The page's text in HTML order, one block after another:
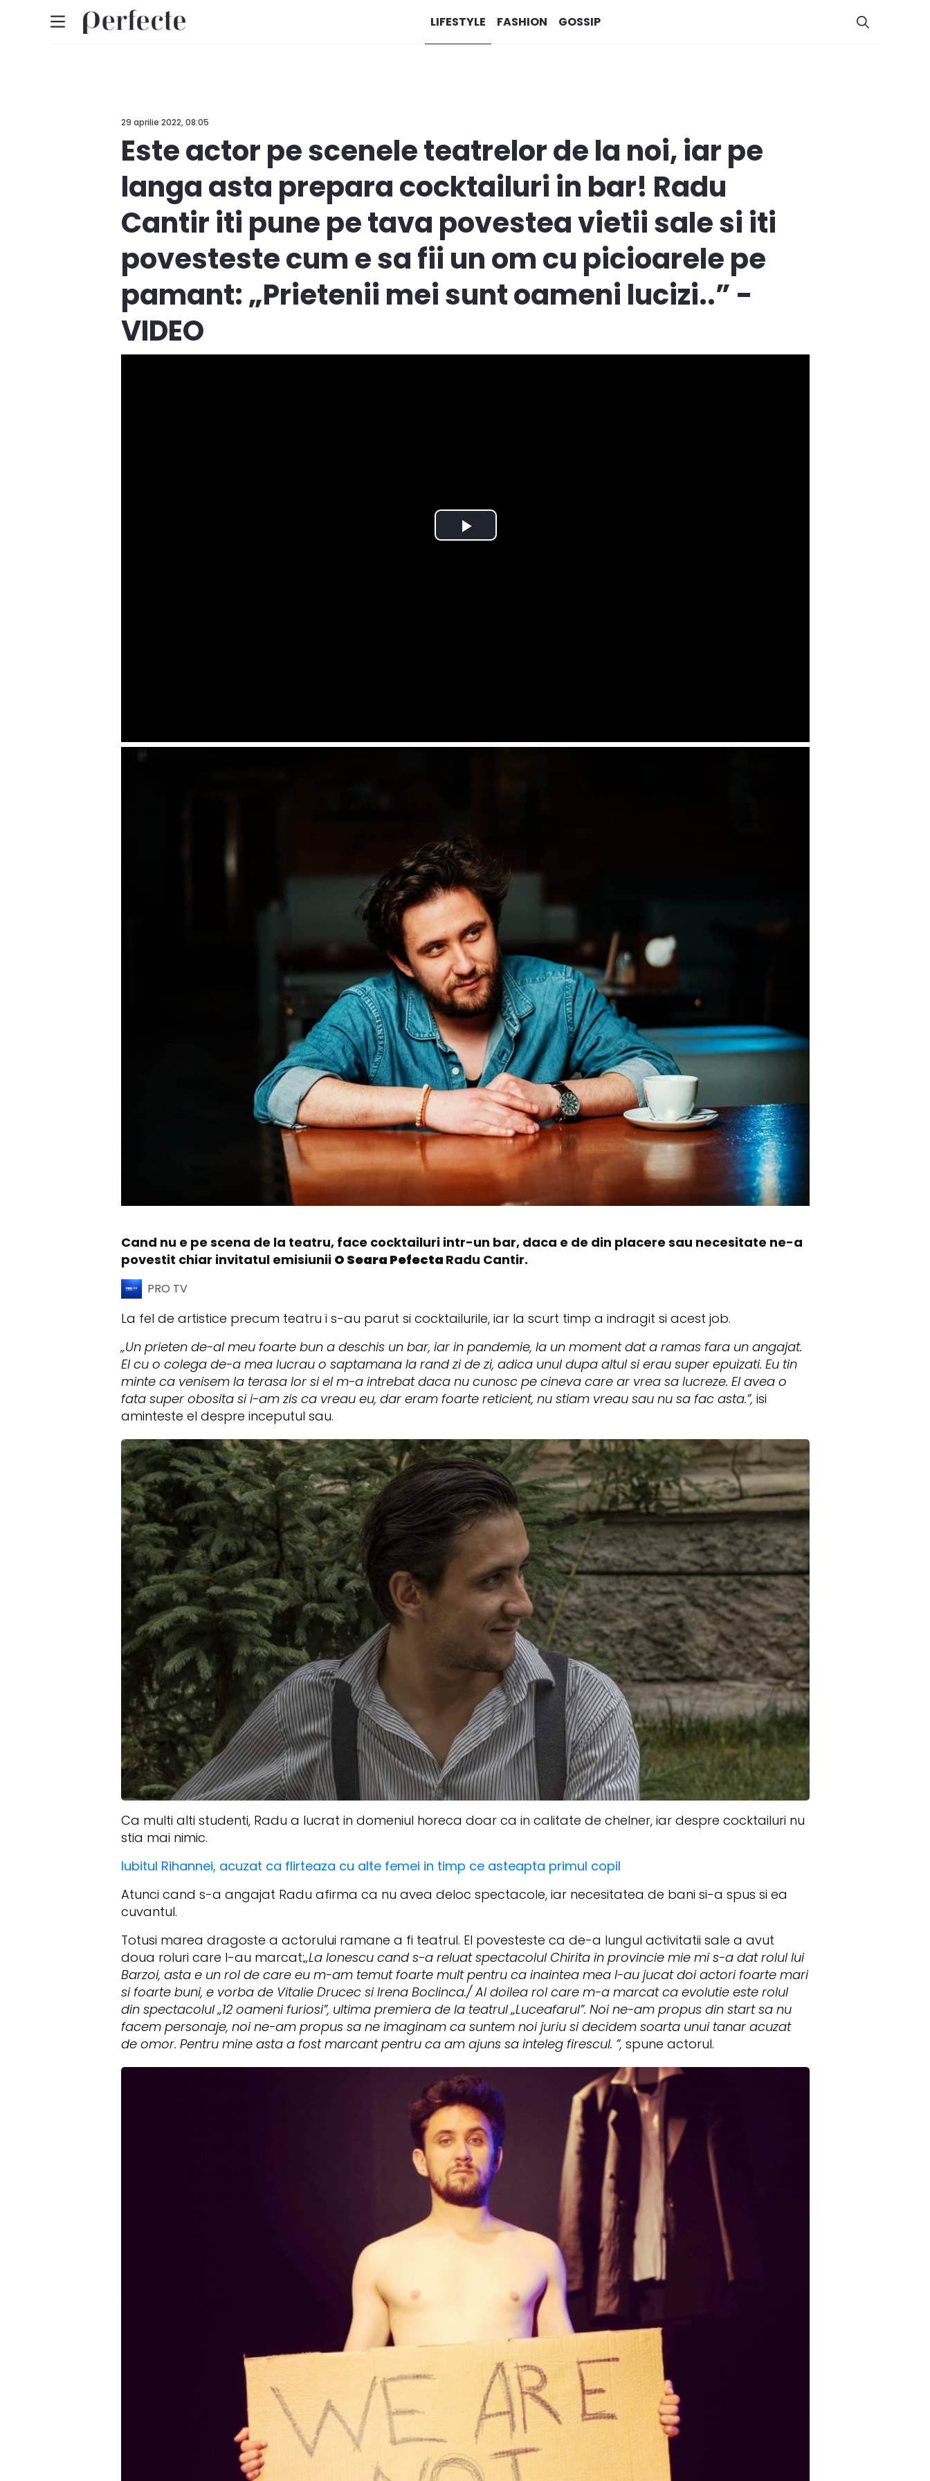
LIFESTYLE FASHION GOSSIP
29 aprilie 2022, 08:05
Este actor pe scenele teatrelor de la noi, iar pe
langa asta prepara cocktailuri in bar! Radu
Cantir iti pune pe tava povestea vietii sale si iti
povesteste cum e sa fii un om cu picioarele pe
pamant: „Prietenii mei sunt oameni lucizi..” -
VIDEO
Cand nu e pe scena de la teatru, face cocktailuri intr-un bar, daca e de din placere sau necesitate ne-a
povestit chiar invitatul emisiunii O Seara Pefecta Radu Cantir.
PRO TV
La fel de artistice precum teatru i s-au parut si cocktailurile, iar la scurt timp a indragit si acest job.
„Un prieten de-al meu foarte bun a deschis un bar, iar in pandemie, la un moment dat a ramas fara un angajat.
El cu o colega de-a mea lucrau o saptamana la rand zi de zi, adica unul dupa altul si erau super epuizati. Eu tin
minte ca venisem la terasa lor si el m-a intrebat daca nu cunosc pe cineva care ar vrea sa lucreze. El avea o
fata super obosita si i-am zis ca vreau eu, dar eram foarte reticient, nu stiam vreau sau nu sa fac asta.”, isi
aminteste el despre inceputul sau.
Ca multi alti studenti, Radu a lucrat in domeniul horeca doar ca in calitate de chelner, iar despre cocktailuri nu
stia mai nimic.
Iubitul Rihannei, acuzat ca flirteaza cu alte femei in timp ce asteapta primul copil
Atunci cand s-a angajat Radu afirma ca nu avea deloc spectacole, iar necesitatea de bani si-a spus si ea
cuvantul.
Totusi marea dragoste a actorului ramane a fi teatrul. El povesteste ca de-a lungul activitatii sale a avut
doua roluri care l-au marcat:„La Ionescu cand s-a reluat spectacolul Chirita in provincie mie mi s-a dat rolul lui
Barzoi, asta e un rol de care eu m-am temut foarte mult pentru ca inaintea mea l-au jucat doi actori foarte mari
si foarte buni, e vorba de Vitalie Drucec si Irena Boclinca./ Al doilea rol care m-a marcat ca evolutie este rolul
din spectacolul „12 oameni furiosi”, ultima premiera de la teatrul „Luceafarul”. Noi ne-am propus din start sa nu
facem personaje, noi ne-am propus sa ne imaginam ca suntem noi juriu si decidem soarta unui tanar acuzat
de omor. Pentru mine asta a fost marcant pentru ca am ajuns sa inteleg firescul. ”, spune actorul.